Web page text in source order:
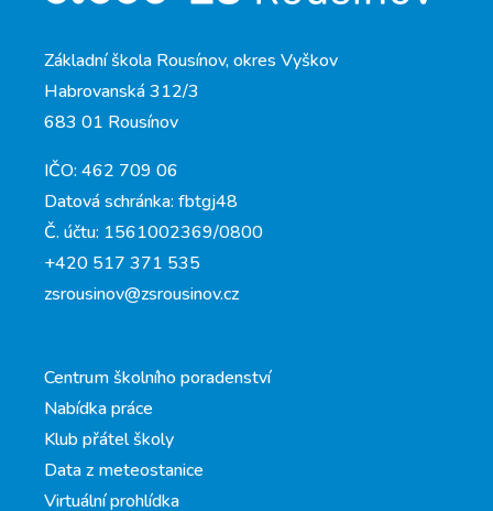
Základní škola Rousínov, okres Vyškov
Habrovanská 312/3
683 01 Rousínov
IČO: 462 709 06
Datová schránka: fbtgj48
Č. účtu: 1561002369/0800
+420 517 371 535
zsrousinov@zsrousinov.cz
Centrum školního poradenství
Nabídka práce
Klub přátel školy
Data z meteostanice
Virtuální prohlídka